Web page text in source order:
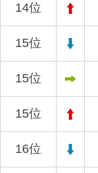
14位
15位
15位
15位
16位